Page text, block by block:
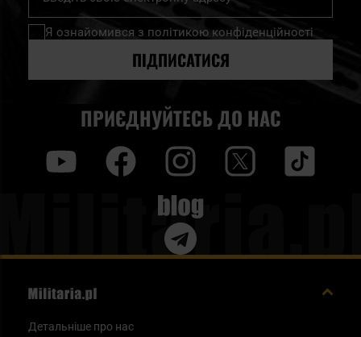
нашу
розсилку
Я ознайомився з політикою конфіденційності
ПІДПИСАТИСЯ
ПРИЄДНУЙТЕСЬ ДО НАС
Blog
Детальніше про нас